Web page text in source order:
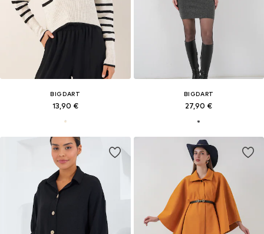
BIGDART
13,90 €
BIGDART
27,90 €